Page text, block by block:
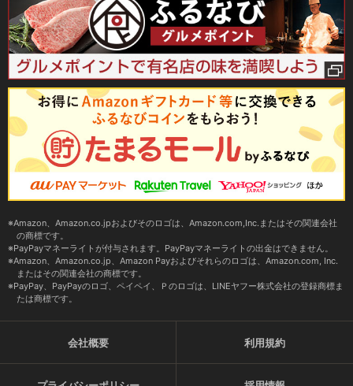
Amazon、Amazon.co.jpおよびそのロゴは、Amazon.com,Inc.またはその関連会社
の商標です。
PayPayマネーライトが付与されます。PayPayマネーライトの出金はできません。
Amazon、Amazon.co.jp、Amazon Payおよびそれらのロゴは、Amazon.com, Inc.
またはその関連会社の商標です。
PayPay、PayPayのロゴ、ペイペイ、Ｐのロゴは、LINEヤフー株式会社の登録商標ま
たは商標です。
会社概要 利用規約